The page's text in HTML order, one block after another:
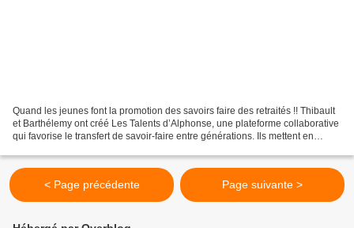
Quand les jeunes font la promotion des savoirs faire des retraités !! Thibault
et Barthélemy ont créé Les Talents d’Alphonse, une plateforme collaborative
qui favorise le transfert de savoir-faire entre générations. Ils mettent en
< Page précédente Page suivante >